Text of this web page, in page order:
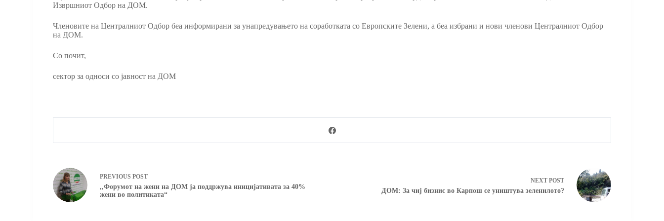
Извршниот Одбор на ДОМ.
Членовите на Централниот Одбор беа информирани за унапредувањето на соработката со Европските Зелени, а беа избрани и нови членови Централниот Одбор
на ДОМ.
Со почит,
сектор за односи со јавност на ДОМ
PREVIOUSPOST
,,Форумот на жени на ДОМ ја поддржува иницијативата за 40%
жени во политиката“
NEXT POST
ДОМ: За чиј бизнис во Карпош се уништува зеленилото?